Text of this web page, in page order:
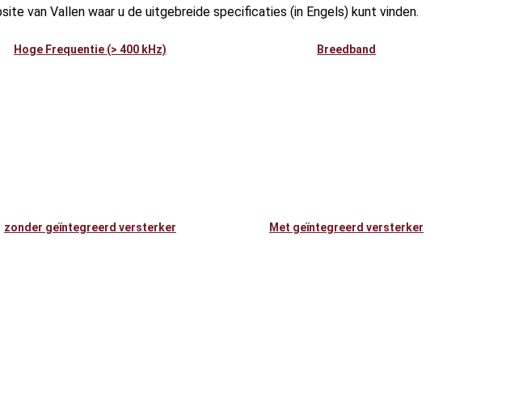
van Vallen waar u de uitgebreide specificaties (in Engels) kunt vinden.
Hoge Frequentie (> 400 kHz) Breedband
zonder geïntegreerd versterker Met geïntegreerd versterker